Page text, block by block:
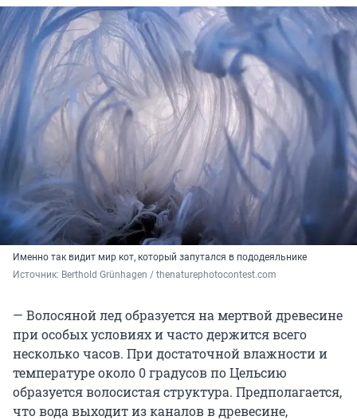
Именно так видит мир кот, который запутался в пододеяльнике
Источник: Berthold Grünhagen / thenaturephotocontest.com
— Волосяной лед образуется на мертвой древесине
при особых условиях и часто держится всего
несколько часов. При достаточной влажности и
температуре около 0 градусов по Цельсию
образуется волосистая структура. Предполагается,
что вода выходит из каналов в древесине,